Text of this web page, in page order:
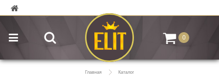
0
Главная Каталог